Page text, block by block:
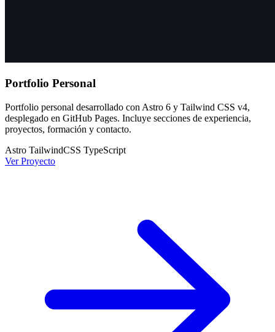
Portfolio Personal
Portfolio personal desarrollado con Astro 6 y Tailwind CSS v4,
desplegado en GitHub Pages. Incluye secciones de experiencia,
proyectos, formación y contacto.
Astro TailwindCSS TypeScript
Ver Proyecto